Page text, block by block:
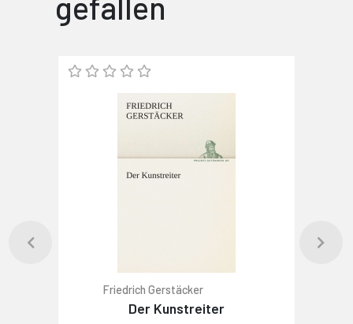
Friedrich Gerstäcker
Der Kunstreiter